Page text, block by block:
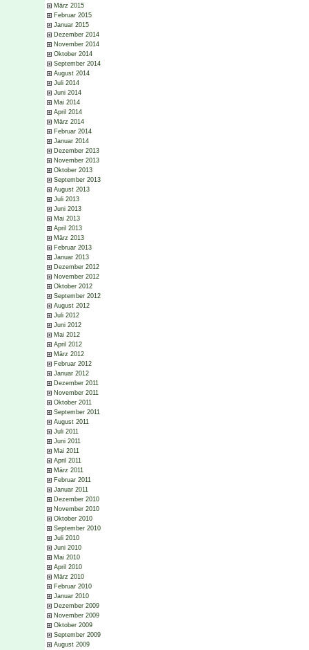
März 2015
Februar 2015
Januar 2015
Dezember 2014
November 2014
Oktober 2014
September 2014
August 2014
Juli 2014
Juni 2014
Mai 2014
April 2014
März 2014
Februar 2014
Januar 2014
Dezember 2013
November 2013
Oktober 2013
September 2013
August 2013
Juli 2013
Juni 2013
Mai 2013
April 2013
März 2013
Februar 2013
Januar 2013
Dezember 2012
November 2012
Oktober 2012
September 2012
August 2012
Juli 2012
Juni 2012
Mai 2012
April 2012
März 2012
Februar 2012
Januar 2012
Dezember 2011
November 2011
Oktober 2011
September 2011
August 2011
Juli 2011
Juni 2011
Mai 2011
April 2011
März 2011
Februar 2011
Januar 2011
Dezember 2010
November 2010
Oktober 2010
September 2010
Juli 2010
Juni 2010
Mai 2010
April 2010
März 2010
Februar 2010
Januar 2010
Dezember 2009
November 2009
Oktober 2009
September 2009
August 2009